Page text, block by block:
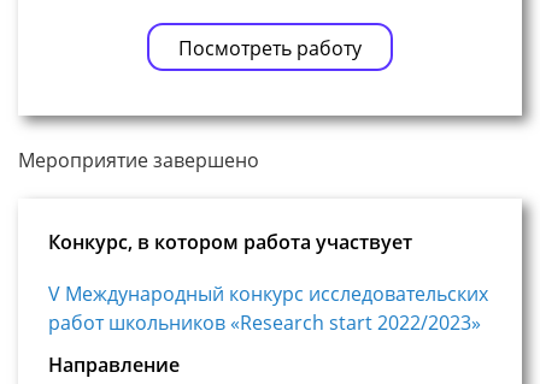
Посмотреть работу
Мероприятие завершено
Конкурс, в котором работа участвует
V Международный конкурс исследовательских
работ школьников «Research start 2022/2023»
Направление